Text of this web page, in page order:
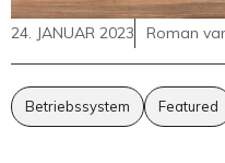
24. JANUAR 2023 Roman
Betriebssystem Featured